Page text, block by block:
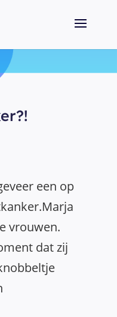
een op
vrouwen.
dat zij